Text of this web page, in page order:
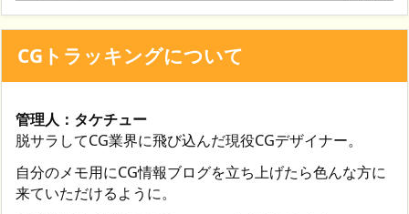
CGトラッキングについて
管理人：タケチュー
脱サラしてCG業界に飛び込んだ現役CGデザイナー。
自分のメモ用にCG情報ブログを立ち上げたら色んな方に
来ていただけるように。